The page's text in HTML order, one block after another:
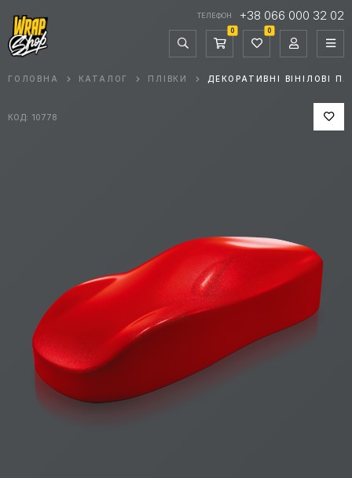
ТЕЛЕФОН +38 066 000 32 02
0 0
ГОЛОВНА КАТАЛОГ ПЛІВКИ ДЕКОРАТИВНІ ВІНІЛОВІ
КОД: 10778